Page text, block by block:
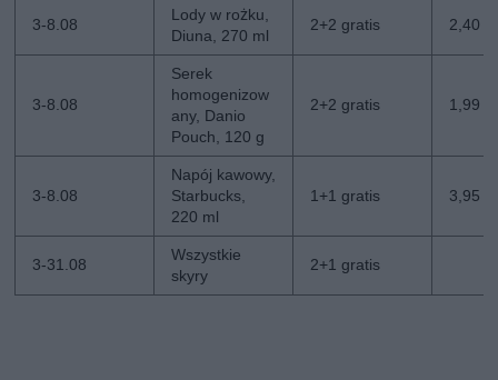
3-8.08
Lody w rożku,
Diuna, 270 ml
2+2 gratis 2,40
3-8.08
Serek
homogenizow
any, Danio
Pouch, 120 g
2+2 gratis 1,99
3-8.08
Napój kawowy,
Starbucks,
220 ml
1+1 gratis 3,95
3-31.08
Wszystkie
skyry
2+1 gratis